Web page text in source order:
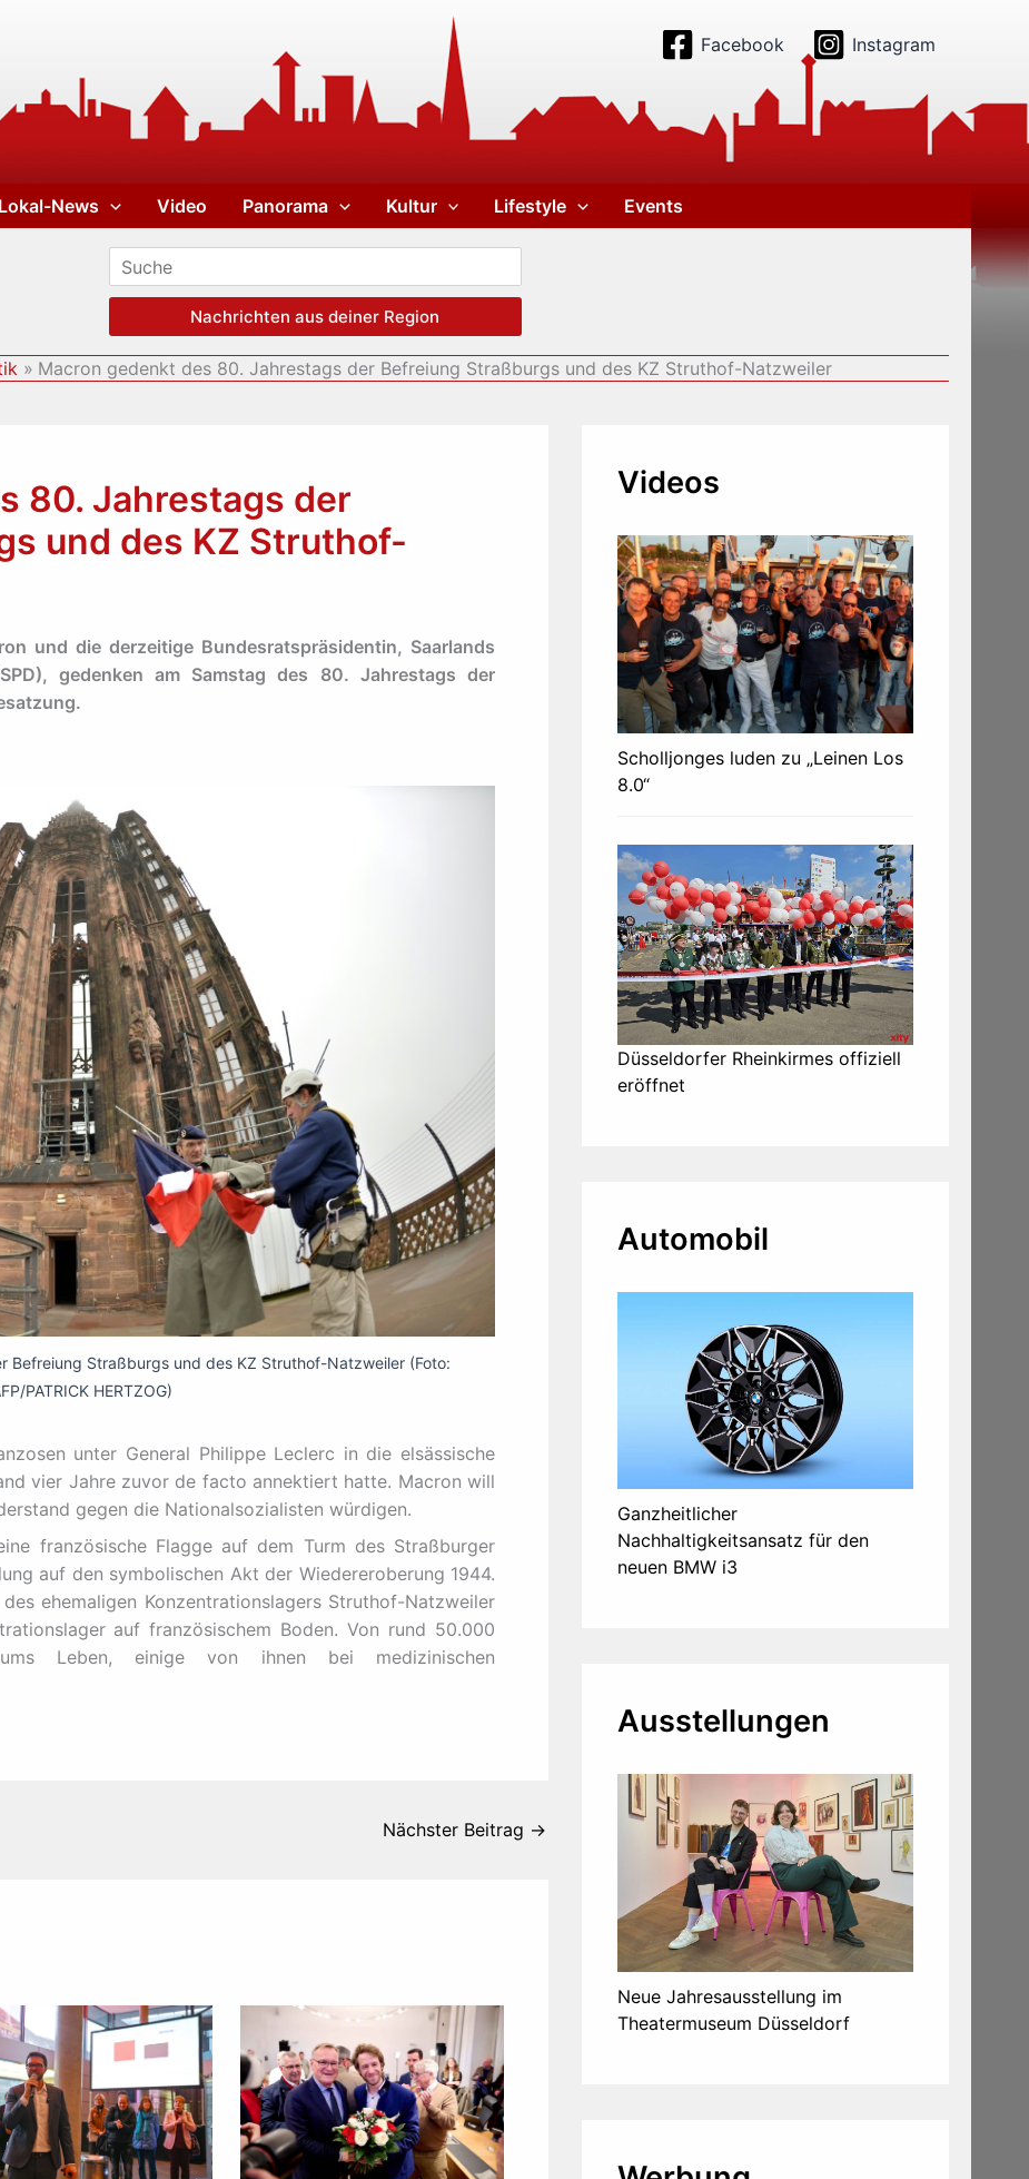
Facebook Instagram
Lokal-News Video Panorama Kultur Lifestyle Events
Nachrichten aus deiner Region
Macron gedenkt des 80. Jahrestags der Befreiung Straßburgs und des KZ Struthof-Natzweiler
80. Jahrestags der
und des KZ Struthof-
und die derzeitige Bundesratspräsidentin, Saarlands
gedenken am Samstag des 80. Jahrestags der
Befreiung Straßburgs und des KZ Struthof-Natzweiler (Foto:
PATRICK HERTZOG)
unter General Philippe Leclerc in die elsässische
vier Jahre zuvor de facto annektiert hatte. Macron will
gegen die Nationalsozialisten würdigen.
französische Flagge auf dem Turm des Straßburger
auf den symbolischen Akt der Wiedereroberung 1944.
ehemaligen Konzentrationslagers Struthof-Natzweiler
auf französischem Boden. Von rund 50.000
Leben, einige von ihnen bei medizinischen
Nächster Beitrag →
Videos
Scholljonges luden zu „Leinen Los
8.0“
Düsseldorfer Rheinkirmes offiziell
eröffnet
Automobil
Ganzheitlicher
Nachhaltigkeitsansatz für den
neuen BMW i3
Ausstellungen
Neue Jahresausstellung im
Theatermuseum Düsseldorf